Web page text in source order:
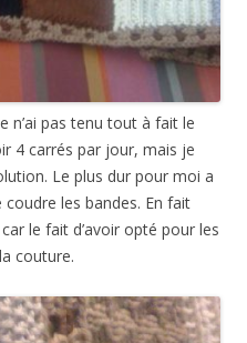
n’ai pas tenu tout à fait le
4 carrés par jour, mais je
Le plus dur pour moi a
les bandes. En fait
le fait d’avoir opté pour les
couture.